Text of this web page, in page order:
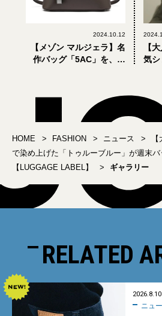
2024.10.12
【メゾン マルジェラ】名
作バッグ「5AC」を、４
【
気
HOME FASHION ニュース
で染め上げた「トゥルーブルー」が週末
【LUGGAGE LABEL】
ギャラリー
RELATED
2026.8.10
ニュ